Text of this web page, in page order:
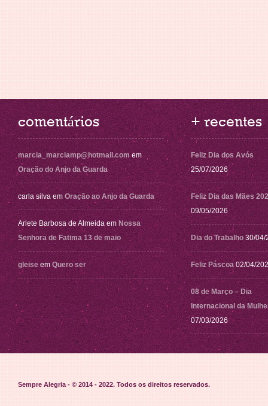
comentários
marcia_marciamp@hotmail.com em
Oração do Anjo da Guarda
carla silva em Oração ao Anjo da Guarda
Arlete Barbosa de Almeida em Nossa
Senhora de Fatima 13 de maio
gleise em Quero ser
+ recentes
Feliz Dia dos Avós
25/07/2026
Feliz Dia das Mães
09/05/2026
Dia do Trabalho 30/04/
Feliz Páscoa 02/04/
08 de Março – Dia
Internacional da
07/03/2026
Sempre Alegria - © 2014 - 2022. Todos os direitos reservados.